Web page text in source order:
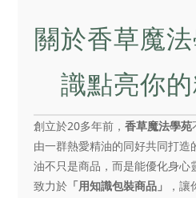
關於香草魔
識點亮你
創立於20多年前， 香草魔法學苑
由一群熱愛精油的同好共同打
油不只是商品，而是能優化身心
致力於 「用知識包裝商品」
，